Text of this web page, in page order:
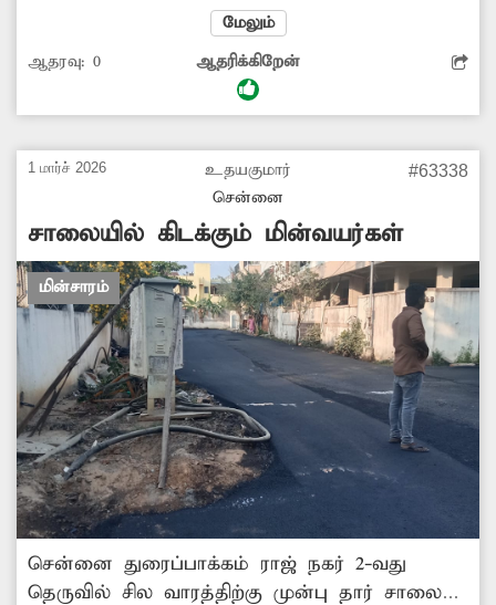
வசித்து வருகின்றனர். இந்த பகுதியில் உள்ள
மின்பெட்டி சேதமடைந்த மூடி திறந்த நிலையில்
உள்ளது. இதனால் அதன் மின்வயர்கள்
வெளியே தெரியும்படியாக உள்ளன.
ஆபத்தான நிலையில் மின்வயர்கள் கிடப்பதால்
பெற்றோர்கள் அச்சத்துடனே உள்ளனர். எனேவ
சம்பந்தப்பட்ட துறை அதிகாரிகள் உடனடி
நடவடிக்கை எடுத்து மின்பெட்டியை சீரமைக்க
வேண்டி அப்பகுதி மக்கள் கோரிக்கை
வைக்கின்றனர்.
மேலும்
ஆதரவு: 0 ஆதரிக்கிறேன்
1 மார்ச் 2026
உதயகுமார்
சென்னை
#63338
சாலையில் கிடக்கும் மின்வயர்கள்
மின்சாரம்
சென்னை துரைப்பாக்கம் ராஜ் நகர் 2-வது
தெருவில் சில வாரத்திற்கு முன்பு தார் சாலை